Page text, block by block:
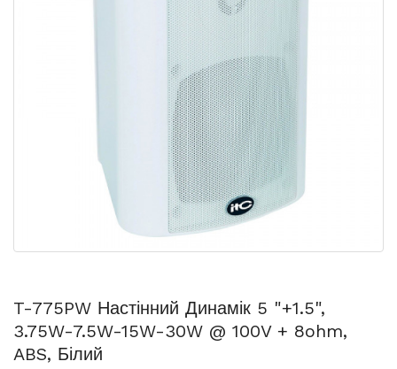
T-775PW Настінний Динамік 5 "+1.5",
3.75W-7.5W-15W-30W @ 100V + 8ohm,
ABS, Білий